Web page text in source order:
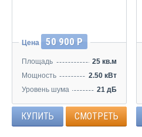
Цена 50 900 Р
Площадь
25 кв.м
Мощность
2.50 кВт
Уровень шума
21 дБ
КУПИТЬ СМОТРЕТЬ